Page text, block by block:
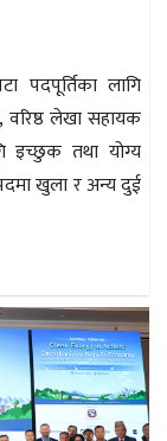
पदपूर्तिका लागि
वरिष्ठ लेखा सहायक
इच्छुक तथा योग्य
खुला र अन्य दुई